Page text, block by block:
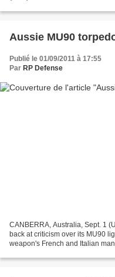
Aussie MU90
Publié le 01/09/2011 à 17:55
Par RP Defense
CANBERRA, Australia, Sept. 1
back at criticism over its MU90
weapon's French and Italian